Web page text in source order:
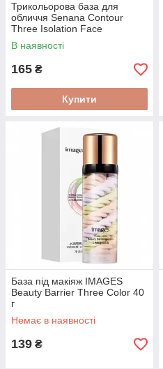
Трикольорова база для
обличчя Senana Contour
Three Isolation Face
Balancing, 40 g
В наявності
165 ₴
Купити
База під макіяж IMAGES
Beauty Barrier Three Color 40
г
Немає в наявності
139 ₴